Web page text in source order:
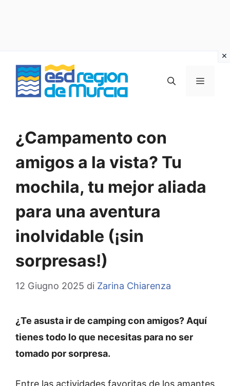
contenuto
MENU
¿Campamento con
amigos a la vista? Tu
mochila, tu mejor aliada
para una aventura
inolvidable (¡sin
sorpresas!)
12 Giugno 2025 di Zarina Chiarenza
¿Te asusta ir de camping con amigos? Aquí
tienes todo lo que necesitas para no ser
tomado por sorpresa.